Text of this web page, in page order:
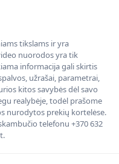
tikslams ir yra
nuorodos yra tik
informacija gali skirtis
užrašai, parametrai,
kitos savybės dėl savo
realybėje, todėl prašome
nurodytos prekių kortelėse.
telefonu +370 632